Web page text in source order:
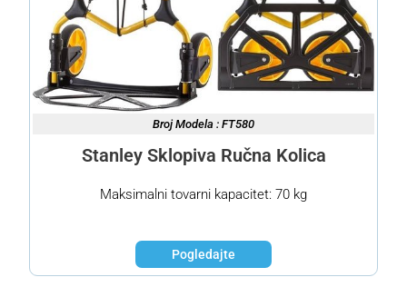
Broj Modela : FT580
Stanley Sklopiva Ručna Kolica
Maksimalni tovarni kapacitet: 70 kg
Pogledajte